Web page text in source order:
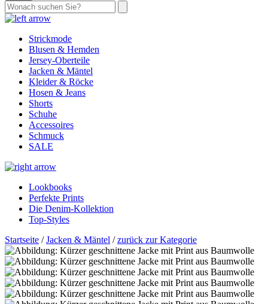
Strickmode
Blusen & Hemden
Jersey-Oberteile
Jacken & Mäntel
Kleider & Röcke
Hosen & Jeans
Shorts
Schuhe
Accessoires
Schmuck
SALE
Lookbooks
Perfekte Prints
Die Denim-Kollektion
Top-Styles
Startseite /Jacken & Mäntel /zurück zur Kategorie